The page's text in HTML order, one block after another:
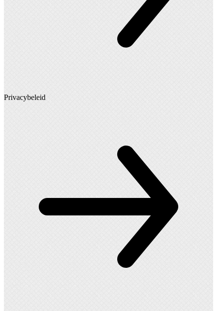
Privacybeleid